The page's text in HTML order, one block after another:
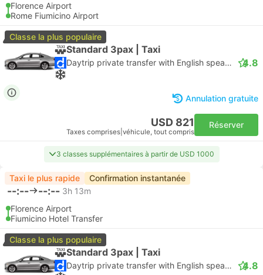
Florence Airport
Rome Fiumicino Airport
Classe la plus populaire
Standard 3pax | Taxi
Daytrip private transfer with English speaking driver 4.8
Annulation gratuite
USD 821
Taxes comprises véhicule, tout compris
Réserver
3 classes supplémentaires à partir de USD 1000
Taxi le plus rapide Confirmation instantanée
--:-- --:-- 3h 13m
Florence Airport
Fiumicino Hotel Transfer
Classe la plus populaire
Standard 3pax | Taxi
Daytrip private transfer with English speaking driver 4.8